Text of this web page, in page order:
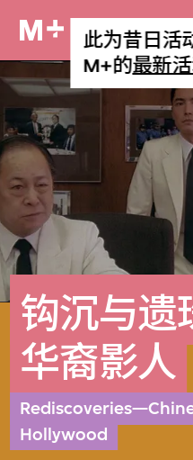
此为昔日活
M+的最新
钩沉与遗
华裔影人
Hollywood